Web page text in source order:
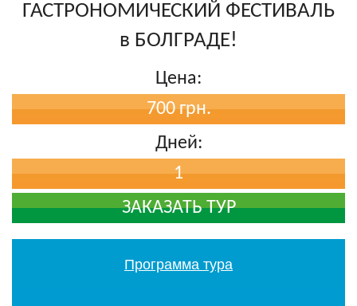
Туристам
Туры наших партнеров
Агенствам
О компании
ГАСТРОНОМИЧЕСКИЙ ФЕСТИВАЛЬ
в БОЛГРАДЕ!
Цена:
700 грн.
Дней:
1
ЗАКАЗАТЬ ТУР
Программа тура